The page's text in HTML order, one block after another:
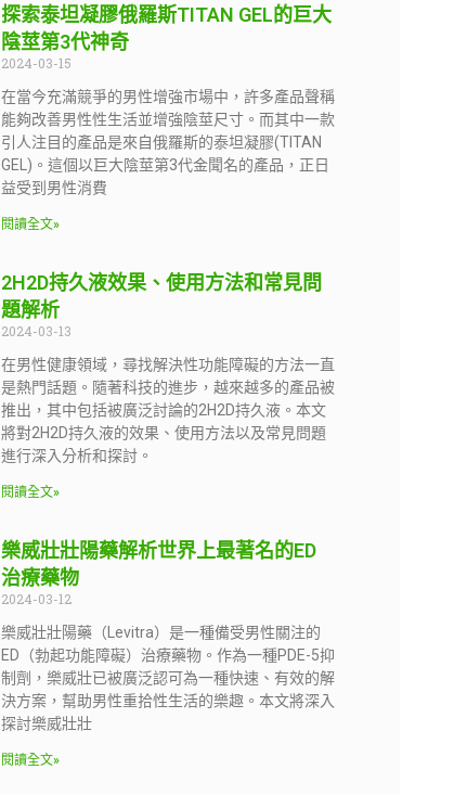
探索泰坦凝膠俄羅斯TITAN GEL的巨大
陰莖第3代神奇
2024-03-15
在當今充滿競爭的男性增強市場中，許多產品聲稱
能夠改善男性性生活並增強陰莖尺寸。而其中一款
引人注目的產品是來自俄羅斯的泰坦凝膠(TITAN
GEL)。這個以巨大陰莖第3代金聞名的產品，正日
益受到男性消費
閱讀全文»
2H2D持久液效果、使用方法和常見問
題解析
2024-03-13
在男性健康領域，尋找解決性功能障礙的方法一直
是熱門話題。隨著科技的進步，越來越多的產品被
推出，其中包括被廣泛討論的2H2D持久液。本文
將對2H2D持久液的效果、使用方法以及常見問題
進行深入分析和探討。
閱讀全文»
樂威壯壯陽藥解析世界上最著名的ED
治療藥物
2024-03-12
樂威壯壯陽藥（Levitra）是一種備受男性關注的
ED（勃起功能障礙）治療藥物。作為一種PDE-5抑
制劑，樂威壯已被廣泛認可為一種快速、有效的解
決方案，幫助男性重拾性生活的樂趣。本文將深入
探討樂威壯壯
閱讀全文»